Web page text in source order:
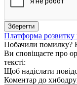
Платформа розвитку
Побачили помилку?
Ви сповіщаєте про
тексті:
Щоб надіслати
Коментар до